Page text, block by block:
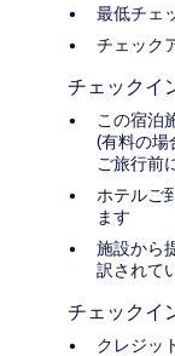
最低チェ
チェック
チェックイ
この宿泊
(有料の場
ご旅行前
ホテルご
ます
施設から
訳されて
チェックイ
クレジッ